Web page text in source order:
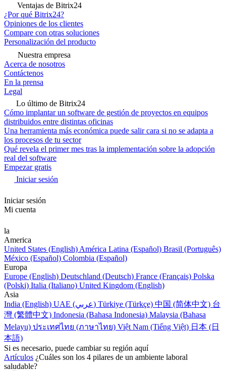
Ventajas de Bitrix24
¿Por qué Bitrix24?
Opiniones de los clientes
Compare con otras soluciones
Personalización del producto
Nuestra empresa
Acerca de nosotros
Contáctenos
En la prensa
Legal
Lo último de Bitrix24
Cómo implantar un software de gestión de proyectos en equipos
distribuidos entre distintas oficinas
Una herramienta más económica puede salir cara si no se adapta a
los procesos de tu sector
Qué revela el primer mes tras la implementación sobre la adopción
real del software
Empezar gratis
Iniciar sesión
Iniciar sesión
Mi cuenta
la
America
United States (English) América Latina (Español) Brasil (Português)
México (Español) Colombia (Español)
Europa
Europe (English) Deutschland (Deutsch) France (Français) Polska
(Polski) Italia (Italiano) United Kingdom (English)
Asia
India (English)
UAE (عربي) Türkiye (Türkçe) 中国 (简体中文) 台
灣 (繁體中文) Indonesia (Bahasa Indonesia) Malaysia (Bahasa
Melayu) ประเทศไทย (ภาษาไทย) Việt Nam (Tiếng Việt) 日本 (日
本語)
Si es necesario, puede cambiar su región aquí
Artículos ¿Cuáles son los 4 pilares de un ambiente laboral
saludable?